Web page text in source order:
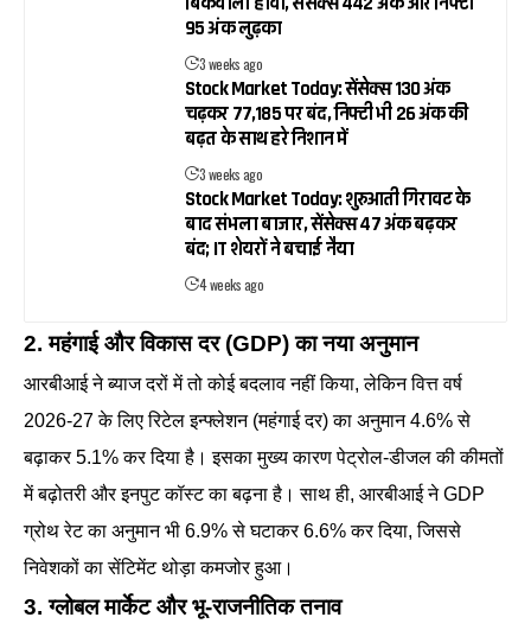
95 अंक लुढ़का
3 weeks ago
Stock Market Today: सेंसेक्स 130 अंक
चढ़कर 77,185 पर बंद, निफ्टी भी 26 अंक की
बढ़त के साथ हरे निशान में
3 weeks ago
Stock Market Today: शुरुआती गिरावट के
बाद संभला बाजार, सेंसेक्स 47 अंक बढ़कर
बंद; IT शेयरों ने बचाई नैया
4 weeks ago
2. महंगाई और विकास दर (GDP) का नया अनुमान
आरबीआई ने ब्याज दरों में तो कोई बदलाव नहीं किया, लेकिन वित्त वर्ष
2026-27 के लिए रिटेल इन्फ्लेशन (महंगाई दर) का अनुमान 4.6% से
बढ़ाकर 5.1% कर दिया है। इसका मुख्य कारण पेट्रोल-डीजल की कीमतों
में बढ़ोतरी और इनपुट कॉस्ट का बढ़ना है। साथ ही, आरबीआई ने GDP
ग्रोथ रेट का अनुमान भी 6.9% से घटाकर 6.6% कर दिया, जिससे
निवेशकों का सेंटिमेंट थोड़ा कमजोर हुआ।
3. ग्लोबल मार्केट और भू-राजनीतिक तनाव